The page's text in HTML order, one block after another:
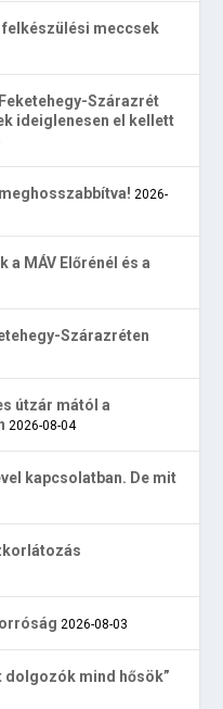
meccsek
Szárazrét
ideiglenesen el kellett
2026-
a MÁV Előrénél és a
Szárazréten
útzár mától a
2026-08-04
kapcsolatban. De mit
2026-08-03
dolgozók mind hősök”